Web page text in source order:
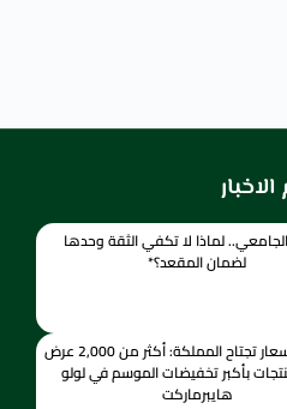
لماذا لا تكفي الثقة وحدها
لضمان المقعد؟*
عاصفة الأسعار تجتاح المملكة: أكثر من 2,000 عرض
بأكبر تخفيضات الموسم في لولو
هايبرماركت